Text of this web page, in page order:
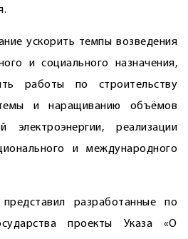
ускорить темпы возведения
и социального назначения,
работы по строительству
и наращиванию объёмов
электроэнергии, реализации
и международного
разработанные по
проекты Указа «О